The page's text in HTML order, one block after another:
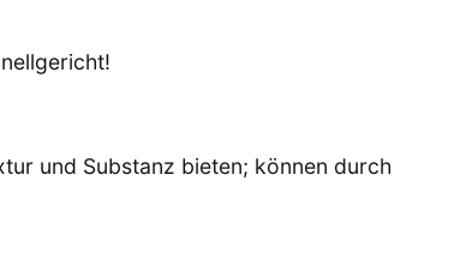
und Substanz bieten; können durch